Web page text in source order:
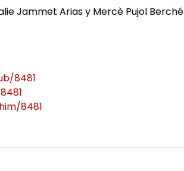
Jammet Arias y Mercè Pujol Berché
8481
8481